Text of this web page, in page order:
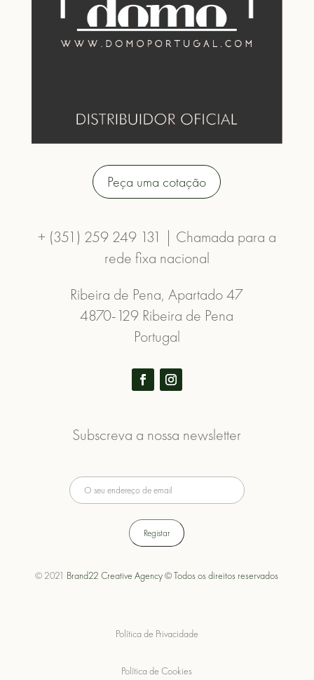
Peça uma cotação
+ (351) 259 249 131 | Chamada para a
rede fixa nacional
Ribeira de Pena, Apartado 47
4870-129 Ribeira de Pena
Portugal
Subscreva a nossa newsletter
© 2021 Brand22 Creative Agency © Todos os direitos reservados
Política de Privacidade
Política de Cookies